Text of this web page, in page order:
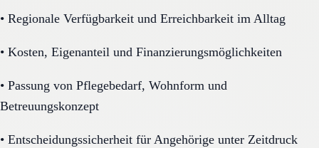
• Regionale Verfügbarkeit und Erreichbarkeit im Alltag
• Kosten, Eigenanteil und Finanzierungsmöglichkeiten
• Passung von Pflegebedarf, Wohnform und
Betreuungskonzept
• Entscheidungssicherheit für Angehörige unter Zeitdruck